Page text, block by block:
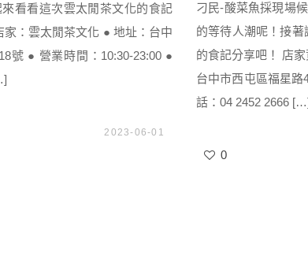
看看這次雲太閒茶文化的食記
：雲太閒茶文化 ● 地址：台中
號 ● 營業時間：10:30-23:00 ●
2023-06-01
刁民-酸菜魚採現場
的等待人潮呢！接
的食記分享吧！ 店
台中市西屯區福星路
話：04 2452 2666
0